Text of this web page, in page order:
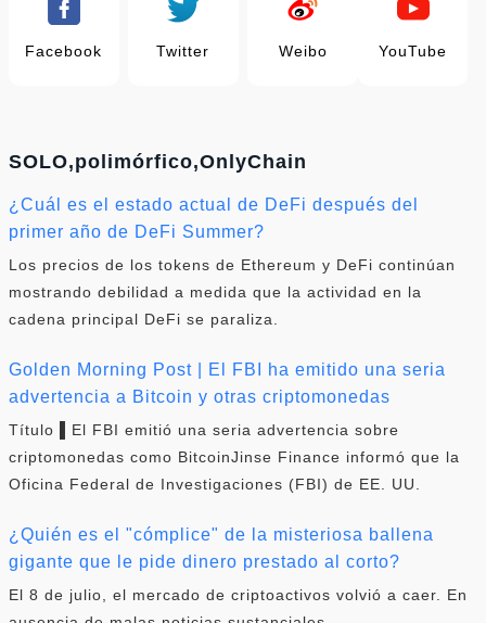
Facebook Twitter Weibo YouTube
SOLO,polimórfico,OnlyChain
¿Cuál es el estado actual de DeFi después del
primer año de DeFi Summer?
Los precios de los tokens de Ethereum y DeFi continúan
mostrando debilidad a medida que la actividad en la
cadena principal DeFi se paraliza.
Golden Morning Post | El FBI ha emitido una seria
advertencia a Bitcoin y otras criptomonedas
Título ▌El FBI emitió una seria advertencia sobre
criptomonedas como BitcoinJinse Finance informó que la
Oficina Federal de Investigaciones (FBI) de EE. UU.
¿Quién es el "cómplice" de la misteriosa ballena
gigante que le pide dinero prestado al corto?
El 8 de julio, el mercado de criptoactivos volvió a caer. En